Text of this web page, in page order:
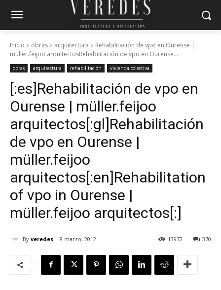
Inicio obras arquitectura
Rehabilitación de vpo en Ourense |
müller.feijoo arquitectosRehabilitación de vpo en Ourense...
obras arquitectura rehabilitación vivienda colectiva
[:es]Rehabilitación de vpo en
Ourense | müller.feijoo
arquitectos[:gl]Rehabilitación
de vpo en Ourense |
müller.feijoo
arquitectos[:en]Rehabilitation
of vpo in Ourense |
müller.feijoo arquitectos[:]
By veredes 8 marzo, 2012 370
13972